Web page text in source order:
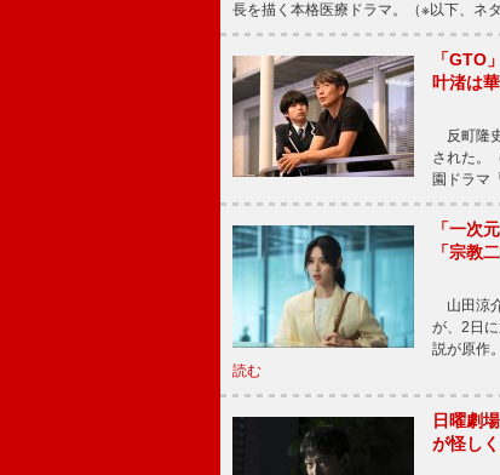
長を描く本格医療ドラマ。（※以下、
「GTO
叶渚は
反町隆
された。
園ドラマ
「一次
「宗教
山田涼
が、2日
説が原作
読む
日曜劇
が怪し